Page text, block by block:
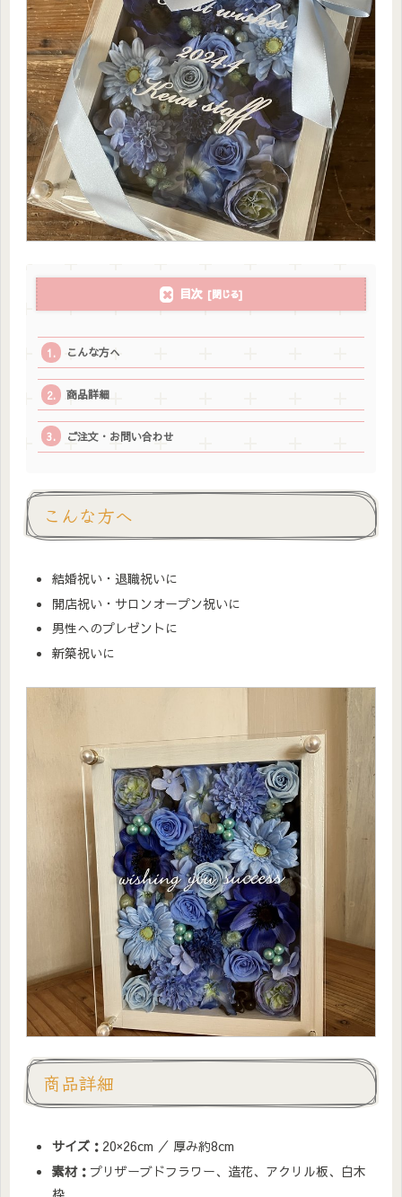
目次
こんな方へ
商品詳細
ご注文・お問い合わせ
こんな方へ
結婚祝い・退職祝いに
開店祝い・サロンオープン祝いに
男性へのプレゼントに
新築祝いに
商品詳細
サイズ： 20×26cm ／ 厚み約8cm
素材： プリザーブドフラワー、造花、アクリル板、白木
枠